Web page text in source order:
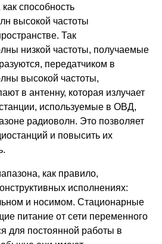
способность
высокой частоты
Так
низкой частоты, получаемые
передатчиком в
высокой частоты,
в антенну, которая излучает
используемые в ОВД,
радиоволн. Это позволяет
и повысить их
как правило,
исполнениях:
и носимом. Стационарные
питание от сети переменного
для постоянной работы в